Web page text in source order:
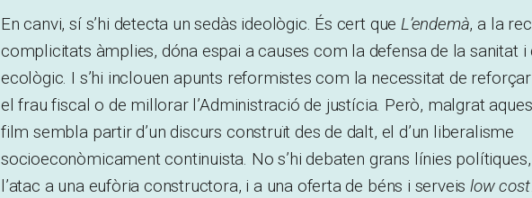
En canvi, sí s’hi detecta un sedàs ideològic. És cert que L’endemà, a la
complicitats àmplies, dóna espai a causes com la defensa de la sanitat
ecològic. I s’hi inclouen apunts reformistes com la necessitat de
el frau fiscal o de millorar l’Administració de justícia. Però, malgrat
film sembla partir d’un discurs construït des de dalt, el d’un liberalisme
socioeconòmicament continuista. No s’hi debaten grans línies
l’atac a una eufòria constructora, i a una oferta de béns i serveislow cost